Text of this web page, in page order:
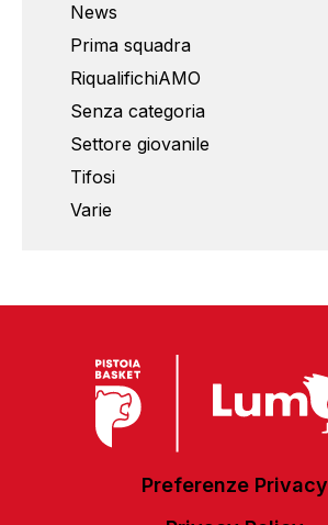
News
Prima squadra
RiqualifichiAMO
Senza categoria
Settore giovanile
Tifosi
Varie
Preferenze Privacy